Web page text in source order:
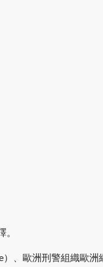
。
、歐洲刑警組織歐洲